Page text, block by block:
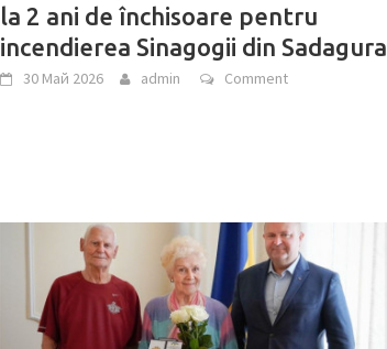
la 2 ani de închisoare pentru
incendierea Sinagogii din Sadagura
30 Май 2026 admin Comment